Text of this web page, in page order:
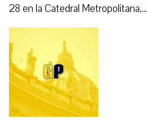
28 en la Catedral Metropolitana,...